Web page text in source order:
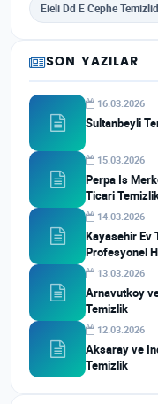
Eieli Dd E Cephe
SON YAZILAR
16.03.2026
Sultanbeyli
15.03.2026
Perpa Is
Ticari
14.03.2026
Kayasehir Ev
Profesyonel
13.03.2026
Arnavutkoy
Temizlik
12.03.2026
Aksaray ve
Temizlik